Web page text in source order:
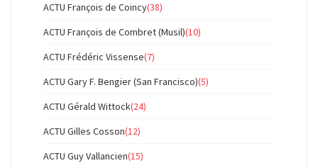
ACTU François de Coincy(38)
ACTU François de Combret (Musil)(10)
ACTU Frédéric Vissense(7)
ACTU Gary F. Bengier (San Francisco)(5)
ACTU Gérald Wittock(24)
ACTU Gilles Cosson(12)
ACTU Guy Vallancien(15)